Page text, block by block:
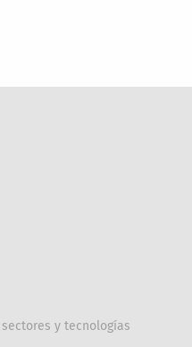
y tecnologías